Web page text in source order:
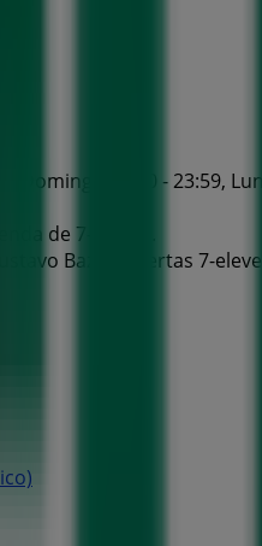
00:00 - 23:59,
de 7-eleven.
Baz 46 Ofertas 7-